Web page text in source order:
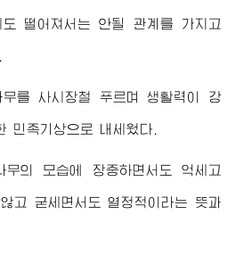
떨어져서는 안될 관계를 가지고
를 사시장철 푸르며 생활력이 강
민족기상으로 내세웠다.
무의 모습에 장중하면서도 억세고
고 굳세면서도 열정적이라는 뜻과